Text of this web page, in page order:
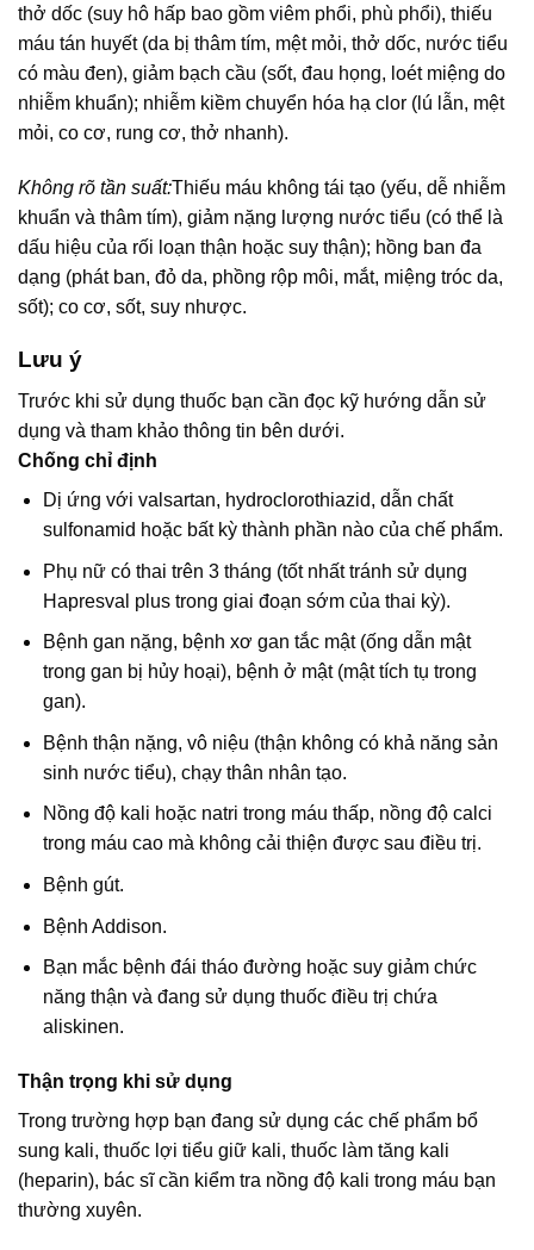
thở dốc (suy hô hấp bao gồm viêm phổi, phù phổi), thiếu
máu tán huyết (da bị thâm tím, mệt mỏi, thở dốc, nước tiểu
có màu đen), giảm bạch cầu (sốt, đau họng, loét miệng do
nhiễm khuẩn); nhiễm kiềm chuyển hóa hạ clor (lú lẫn, mệt
mỏi, co cơ, rung cơ, thở nhanh).
Không rõ tần suất:Thiếu máu không tái tạo (yếu, dễ nhiễm
khuẩn và thâm tím), giảm nặng lượng nước tiểu (có thể là
dấu hiệu của rối loạn thận hoặc suy thận); hồng ban đa
dạng (phát ban, đỏ da, phồng rộp môi, mắt, miệng tróc da,
sốt); co cơ, sốt, suy nhược.
Lưu ý
Trước khi sử dụng thuốc bạn cần đọc kỹ hướng dẫn sử
dụng và tham khảo thông tin bên dưới.
Chống chỉ định
Dị ứng với valsartan, hydroclorothiazid, dẫn chất
sulfonamid hoặc bất kỳ thành phần nào của chế phẩm.
Phụ nữ có thai trên 3 tháng (tốt nhất tránh sử dụng
Hapresval plus trong giai đoạn sớm của thai kỳ).
Bệnh gan nặng, bệnh xơ gan tắc mật (ống dẫn mật
trong gan bị hủy hoại), bệnh ở mật (mật tích tụ trong
gan).
Bệnh thận nặng, vô niệu (thận không có khả năng sản
sinh nước tiểu), chạy thân nhân tạo.
Nồng độ kali hoặc natri trong máu thấp, nồng độ calci
trong máu cao mà không cải thiện được sau điều trị.
Bệnh gút.
Bệnh Addison.
Bạn mắc bệnh đái tháo đường hoặc suy giảm chức
năng thận và đang sử dụng thuốc điều trị chứa
aliskinen.
Thận trọng khi sử dụng
Trong trường hợp bạn đang sử dụng các chế phẩm bổ
sung kali, thuốc lợi tiểu giữ kali, thuốc làm tăng kali
(heparin), bác sĩ cần kiểm tra nồng độ kali trong máu bạn
thường xuyên.